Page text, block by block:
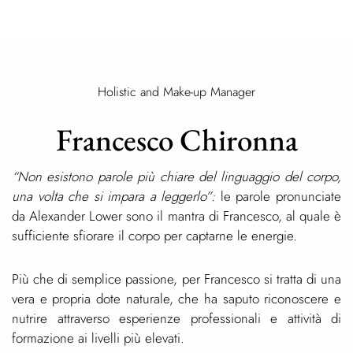
Holistic and Make-up Manager
Francesco Chironna
“Non esistono parole più chiare del linguaggio del corpo,
una volta che si impara a leggerlo”: le parole pronunciate
da Alexander Lower sono il mantra di Francesco, al quale è
sufficiente sfiorare il corpo per captarne le energie.
Più che di semplice passione, per Francesco si tratta di una
vera e propria dote naturale, che ha saputo riconoscere e
nutrire attraverso esperienze professionali e attività di
formazione ai livelli più elevati.